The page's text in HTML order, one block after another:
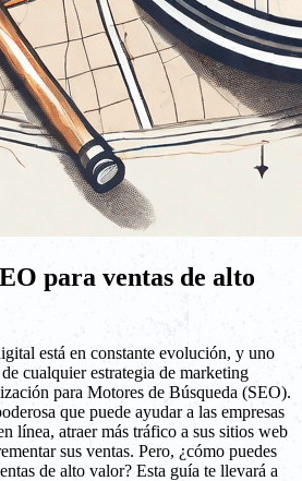
para ventas de alto
está en constante evolución, y uno
cualquier estrategia de marketing
para Motores de Búsqueda (SEO).
que puede ayudar a las empresas
línea, atraer más tráfico a sus sitios web
sus ventas. Pero, ¿cómo puedes
de alto valor? Esta guía te llevará a